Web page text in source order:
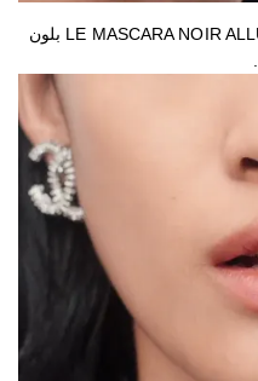
غطي الرموش العلوية بماسكرا LE MASCARA NOIR ALLURE بلون